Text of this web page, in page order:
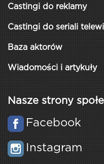
Castingi do reklamy
Castingi do seriali
Baza aktorów
Wiadomości i artykuły
Nasze strony
Facebook
Instagram